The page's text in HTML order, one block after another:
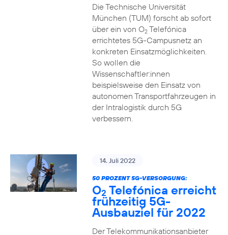
Die Technische Universität
München (TUM) forscht ab sofort
über ein von O2Telefónica
errichtetes 5G-Campusnetz an
konkreten Einsatzmöglichkeiten.
So wollen die
Wissenschaftler:innen
beispielsweise den Einsatz von
autonomen Transportfahrzeugen in
der Intralogistik durch 5G
verbessern.
14. Juli 2022
50 PROZENT 5G-VERSORGUNG:
O2 Telefónica erreicht
frühzeitig 5G-
Ausbauziel für 2022
Der Telekommunikationsanbieter